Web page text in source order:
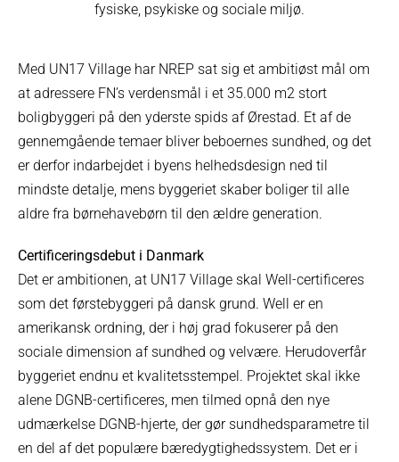
fysiske, psykiske og sociale miljø.
Med UN17 Village har NREP sat sig et ambitiøst mål om
at adressere FN’s verdensmål i et 35.000 m2 stort
boligbyggeri på den yderste spids af Ørestad. Et af de
gennemgående temaer bliver beboernes sundhed, og det
er derfor indarbejdet i byens helhedsdesign ned til
mindste detalje, mens byggeriet skaber boliger til alle
aldre fra børnehavebørn til den ældre generation.
Certificeringsdebut i Danmark
Det er ambitionen, at UN17 Village skal Well-certificeres
som det førstebyggeri på dansk grund. Well er en
amerikansk ordning, der i høj grad fokuserer på den
sociale dimension af sundhed og velvære. Herudoverfår
byggeriet endnu et kvalitetsstempel. Projektet skal ikke
alene DGNB-certificeres, men tilmed opnå den nye
udmærkelse DGNB-hjerte, der gør sundhedsparametre til
en del af det populære bæredygtighedssystem. Det er i